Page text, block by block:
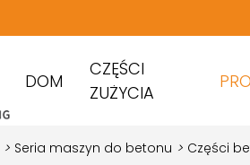
DOM
CZĘŚCI
ZUŻYCIA
> Seria maszyn do betonu > Części